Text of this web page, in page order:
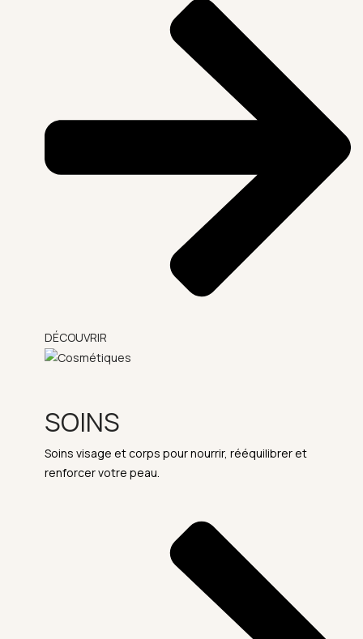
DÉCOUVRIR
SOINS
Soins visage et corps pour nourrir, rééquilibrer et
renforcer votre peau.